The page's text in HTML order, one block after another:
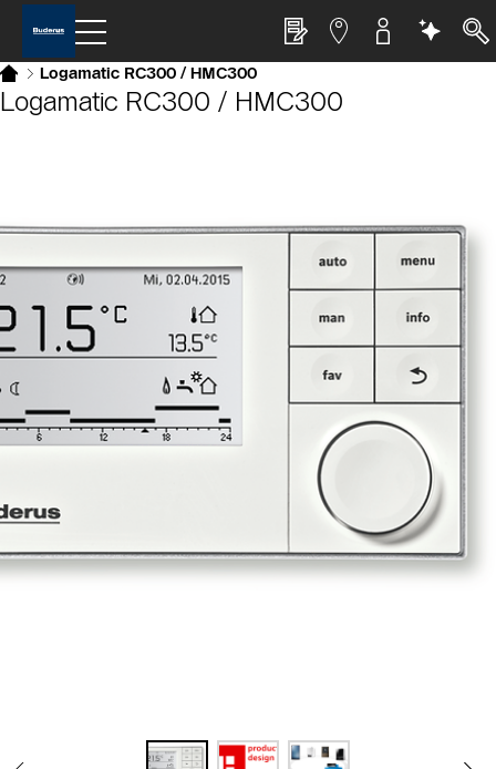
Logamatic RC300 / HMC300
Slider Überspringen
Logamatic RC300 / HMC300